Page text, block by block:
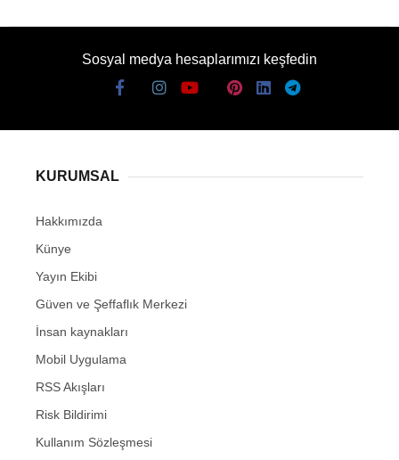
Sosyal medya hesaplarımızı keşfedin
KURUMSAL
Hakkımızda
Künye
Yayın Ekibi
Güven ve Şeffaflık Merkezi
İnsan kaynakları
Mobil Uygulama
RSS Akışları
Risk Bildirimi
Kullanım Sözleşmesi